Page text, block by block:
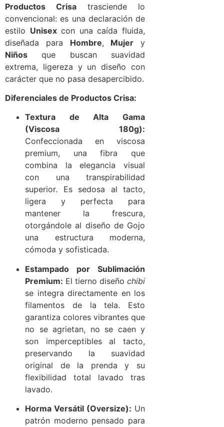
Productos Crisa trasciende lo
convencional: es una declaración de
estilo Unisexcon una caída fluida,
diseñada para Hombre, Mujer y
Niños que buscan suavidad
extrema, ligereza y un diseño con
carácter que no pasa desapercibido.
Diferenciales de Productos Crisa:
Textura de Alta Gama
(Viscosa 180g):
Confeccionada en viscosa
premium, una fibra que
combina la elegancia visual
con una transpirabilidad
superior. Es sedosa al tacto,
ligera y perfecta para
mantener la frescura,
otorgándole al diseño de Gojo
una estructura moderna,
cómoda y sofisticada.
Estampado por Sublimación
Premium: El tierno diseño chibi
se integra directamente en los
filamentos de la tela. Esto
garantiza colores vibrantes que
no se agrietan, no se caen y
son imperceptibles al tacto,
preservando la suavidad
original de la prenda y su
flexibilidad total lavado tras
lavado.
Horma Versátil (Oversize): Un
patrón moderno pensado para